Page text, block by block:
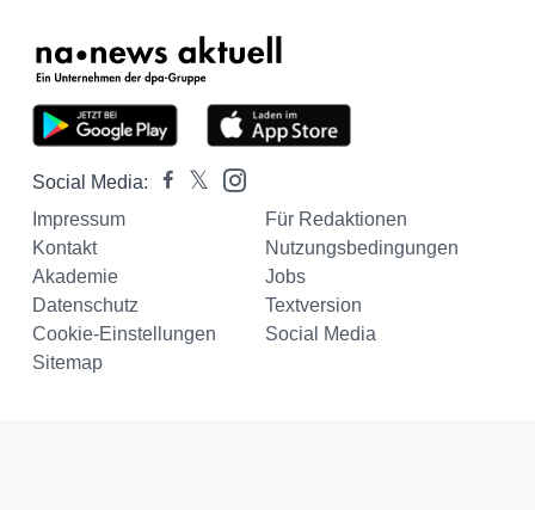
Social Media:
Impressum
Für Redaktionen
Kontakt
Nutzungsbedingungen
Akademie
Jobs
Datenschutz
Textversion
Cookie-Einstellungen
Social Media
Sitemap